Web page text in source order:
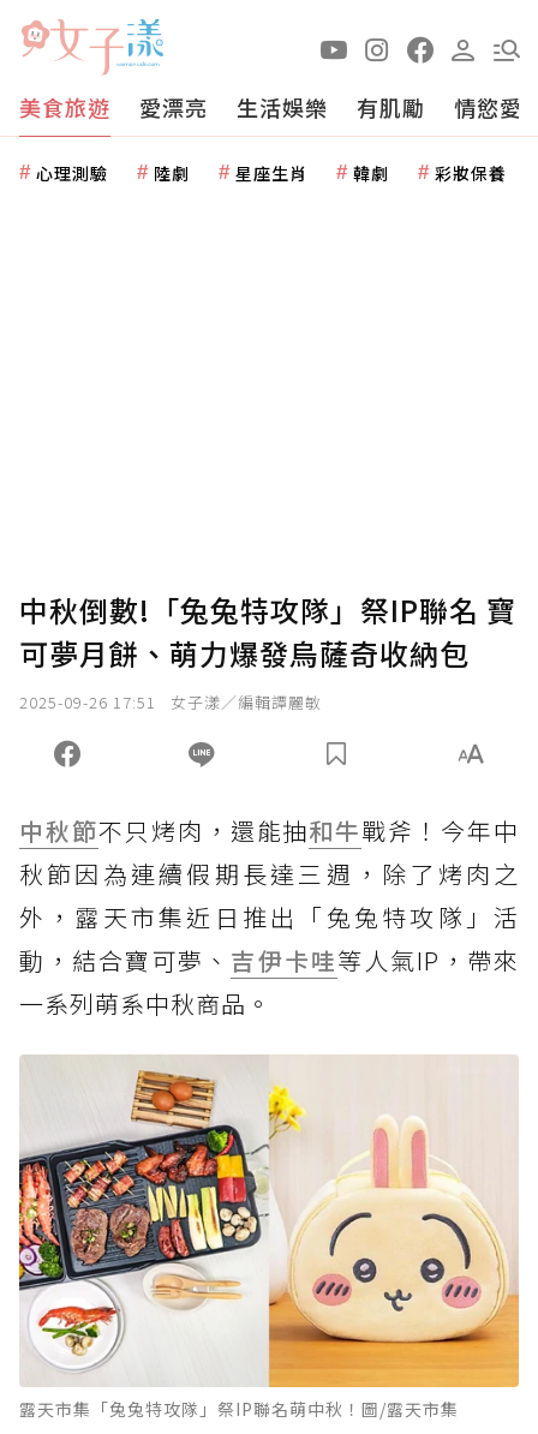
美食旅遊 愛漂亮 生活娛樂 有肌勵 情慾愛
心理測驗 陸劇 星座生肖 韓劇 彩妝保養
中秋倒數!「兔兔特攻隊」祭IP聯名 寶
可夢月餅、萌力爆發烏薩奇收納包
2025-09-26 17:51 女子漾／編輯譚麗敏
中秋節不只烤肉，還能抽和牛戰斧！今年中
秋節因為連續假期長達三週，除了烤肉之
外，露天市集近日推出「兔兔特攻隊」活
動，結合寶可夢、 吉伊卡哇等人氣IP，帶來
一系列萌系中秋商品。
露天市集「兔兔特攻隊」祭IP聯名萌中秋！圖/露天市集